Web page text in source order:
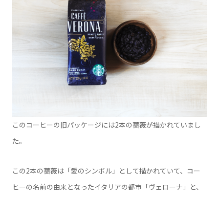
このコーヒーの旧パッケージには2本の薔薇が描かれていまし
た。
この2本の薔薇は「愛のシンボル」として描かれていて、コー
ヒーの名前の由来となったイタリアの都市「ヴェローナ」と、